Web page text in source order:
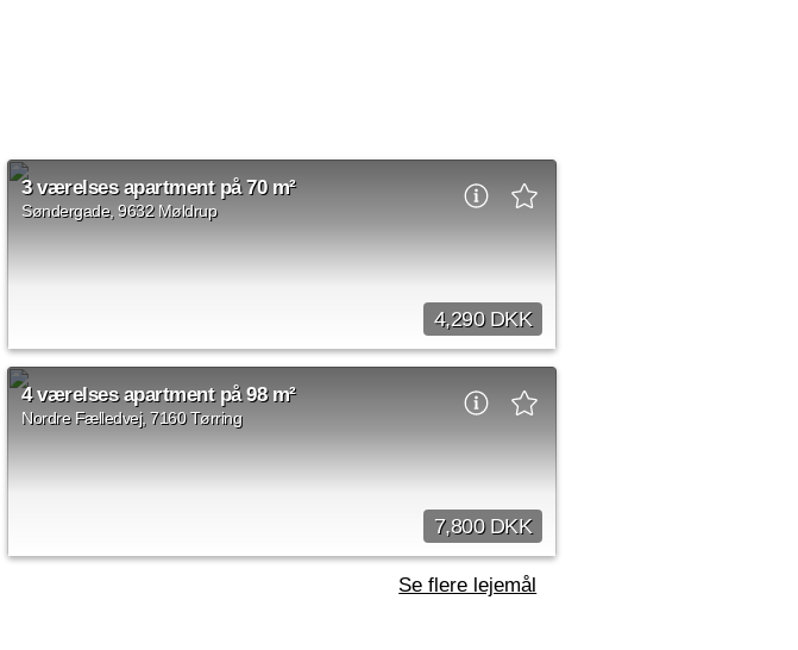
3 værelses apartment på 70 m²
Søndergade, 9632 Møldrup
4,290 DKK
3 rms. 70 m² by appointment
4 værelses apartment på 98 m²
Nordre Fælledvej, 7160 Tørring
7,800 DKK
by appointment
Se flere lejemål